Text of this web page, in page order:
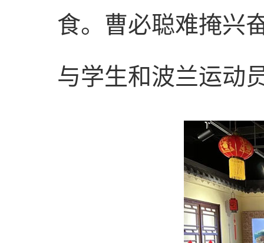
食。曹必聪难掩兴
与学生和波兰运动